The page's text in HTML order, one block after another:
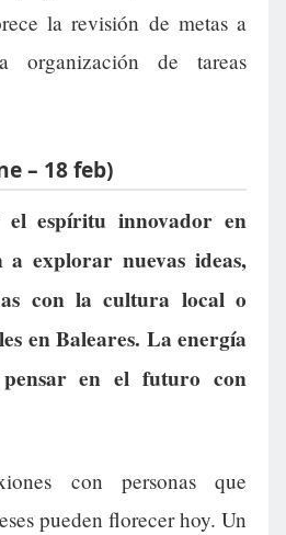
la revisión de metas a
de tareas
– 18 feb)
espíritu innovador en
explorar nuevas ideas,
con la cultura local o
en Baleares. La energía
en el futuro con
con personas que
pueden florecer hoy. Un